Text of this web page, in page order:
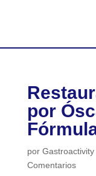
por
por Gastroactivity
Comentarios